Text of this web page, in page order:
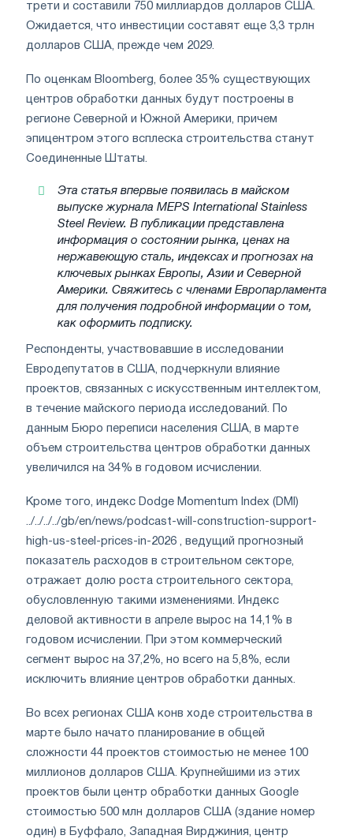
трети и составили 750 миллиардов долларов США.
Ожидается, что инвестиции составят еще 3,3 трлн
долларов США, прежде чем 2029.
По оценкам Bloomberg, более 35% существующих
центров обработки данных будут построены в
регионе Северной и Южной Америки, причем
эпицентром этого всплеска строительства станут
Соединенные Штаты.
Эта статья впервые появилась в майском
выпуске журнала MEPS International Stainless
Steel Review. В публикации представлена
информация о состоянии рынка, ценах на
нержавеющую сталь, индексах и прогнозах на
ключевых рынках Европы, Азии и Северной
Америки. Свяжитесь с членами Европарламента
для получения подробной информации о том,
как оформить подписку.
Респонденты, участвовавшие в исследовании
Евродепутатов в США, подчеркнули влияние
проектов, связанных с искусственным интеллектом,
в течение майского периода исследований. По
данным Бюро переписи населения США, в марте
объем строительства центров обработки данных
увеличился на 34% в годовом исчислении.
Кроме того, индекс Dodge Momentum Index (DMI)
../../../../gb/en/news/podcast-will-construction-support-
high-us-steel-prices-in-2026 , ведущий прогнозный
показатель расходов в строительном секторе,
отражает долю роста строительного сектора,
обусловленную такими изменениями. Индекс
деловой активности в апреле вырос на 14,1% в
годовом исчислении. При этом коммерческий
сегмент вырос на 37,2%, но всего на 5,8%, если
исключить влияние центров обработки данных.
Во всех регионах США конв ходе строительства в
марте было начато планирование в общей
сложности 44 проектов стоимостью не менее 100
миллионов долларов США. Крупнейшими из этих
проектов были центр обработки данных Google
стоимостью 500 млн долларов США (здание номер
один) в Буффало, Западная Вирджиния, центр